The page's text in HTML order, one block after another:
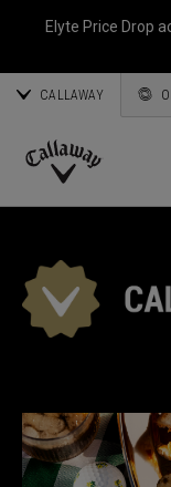
Elyte Price Drop
CALLAWAY
Callaway